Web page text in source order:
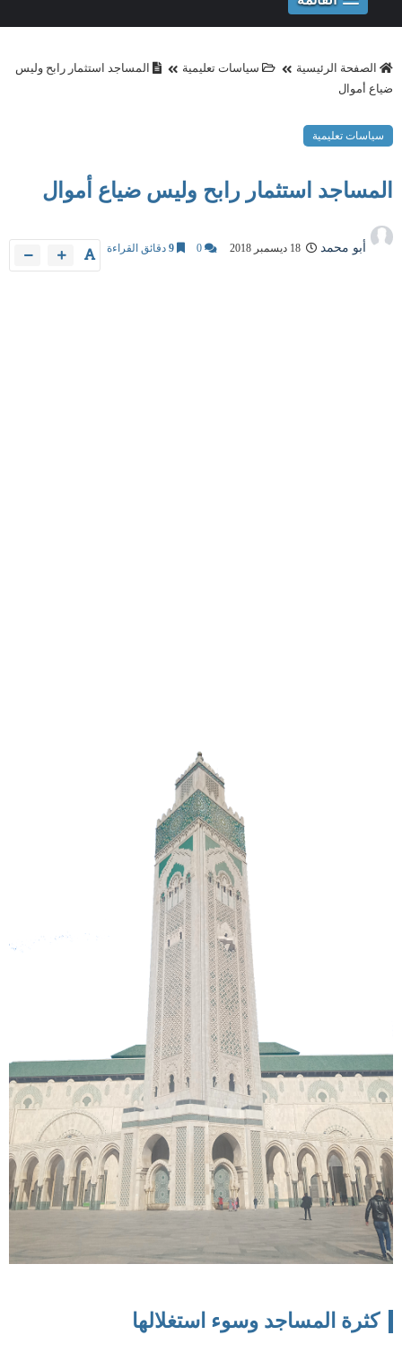
الصفحة الرئيسية سياسات تعليمية
المساجد استثمار رابح وليس
ضياع أموال
سياسات تعليمية
المساجد استثمار رابح وليس ضياع أموال
أبو محمد 0
9 دقائق القراءة
كثرة المساجد وسوء استغلالها